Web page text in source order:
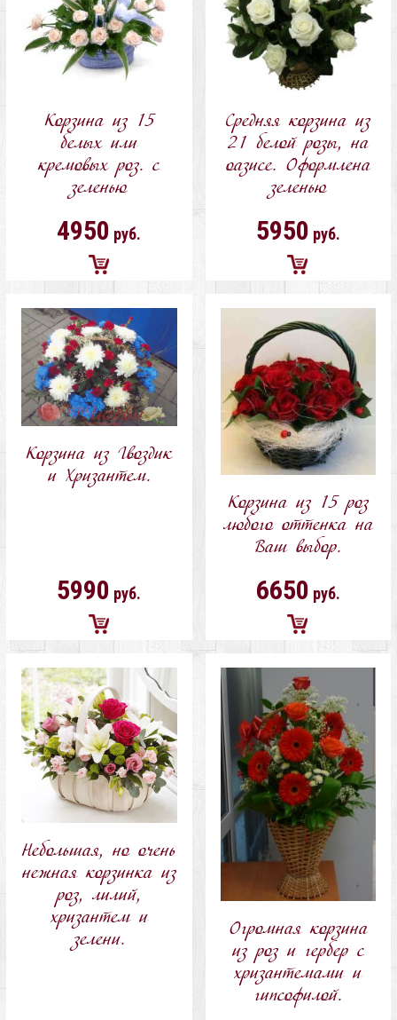
Корзина из 15
белых или
кремовых роз. с
зеленью
4950 руб.
Добавить
в
корзину
Средняя корзина из
21 белой розы, на
оазисе. Оформлена
зеленью
5950 руб.
Добавить
в
корзину
Корзина из Гвоздик
и Хризантем.
5990 руб.
Добавить
в
корзину
Корзина из 15 роз
любого оттенка на
Ваш выбор.
6650 руб.
Добавить
в
корзину
Небольшая, но очень
нежная корзинка из
роз, лилий,
хризантем и
зелени.
Огромная корзина
из роз и гербер с
хризантемами и
гипсофилой.